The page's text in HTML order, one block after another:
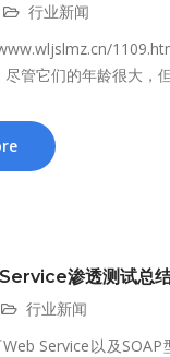
行业新闻
管它们的年龄很大，
渗透测试总
行业新闻
Service以及